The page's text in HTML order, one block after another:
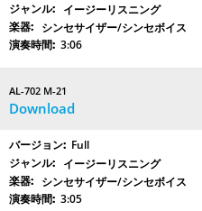
イージーリスニング
シンセサイザー/シンセボイス
3:06
AL-702 M-21
Download
Full
イージーリスニング
シンセサイザー/シンセボイス
3:05